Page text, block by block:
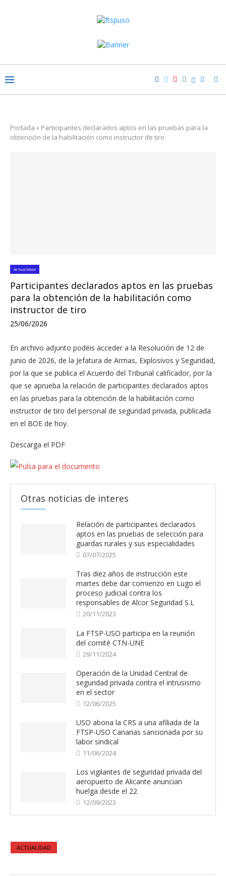
Portada » Participantes declarados aptos en las pruebas para la
obtención de la habilitación como instructor de tiro
Actualidad
Participantes declarados aptos en las pruebas
para la obtención de la habilitación como
instructor de tiro
25/06/2026
En archivo adjunto podéis acceder a la Resolución de 12 de
junio de 2026, de la Jefatura de Armas, Explosivos y Seguridad,
por la que se publica el Acuerdo del Tribunal calificador, por la
que se aprueba la relación de participantes declarados aptos
en las pruebas para la obtención de la habilitación como
instructor de tiro del personal de seguridad privada, publicada
en el BOE de hoy.
Descarga el PDF
Otras noticias de interes
Relación de participantes declarados
aptos en las pruebas de selección para
guardas rurales y sus especialidades
07/07/2025
Tras diez años de instrucción este
martes debe dar comienzo en Lugo el
proceso judicial contra los
responsables de Alcor Seguridad S.L
20/11/2023
La FTSP-USO participa en la reunión
del comité CTN-UNE
29/11/2024
Operación de la Unidad Central de
seguridad privada contra el intrusismo
en el sector
12/06/2025
USO abona la CRS a una afiliada de la
FTSP-USO Canarias sancionada por su
labor sindical
11/06/2024
Los vigilantes de seguridad privada del
aeropuerto de Alicante anuncian
huelga desde el 22
12/09/2023
ACTUALIDAD